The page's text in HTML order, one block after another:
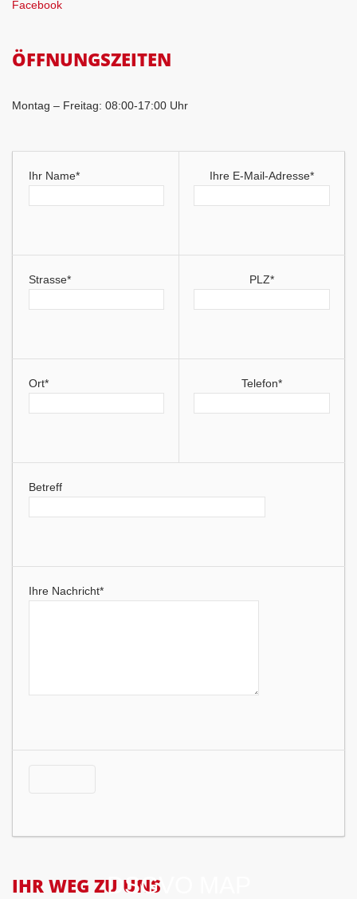
Facebook
ÖFFNUNGSZEITEN
Montag – Freitag: 08:00-17:00 Uhr
Ihr Name* Ihre E-Mail-Adresse*
Strasse* PLZ*
Ort* Telefon*
Betreff
Ihre Nachricht*
IHR WEG ZU UNSDSGVO MAP